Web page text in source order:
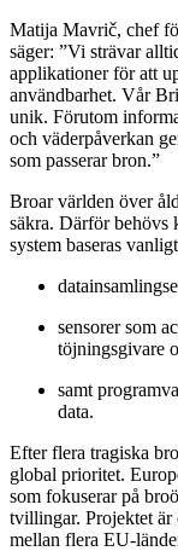
Matija Mavrič, chef
säger: ”Vi strävar
applikationer för att
användbarhet. Vår
unik. Förutom
och väderpåverkan
som passerar bron.”
Broar världen över
säkra. Därför behövs
system baseras
sensorer som
töjningsgivare
samt
data.
Efter flera tragiska
global prioritet.
som fokuserar på
tvillingar. Projektet är
mellan flera EU-